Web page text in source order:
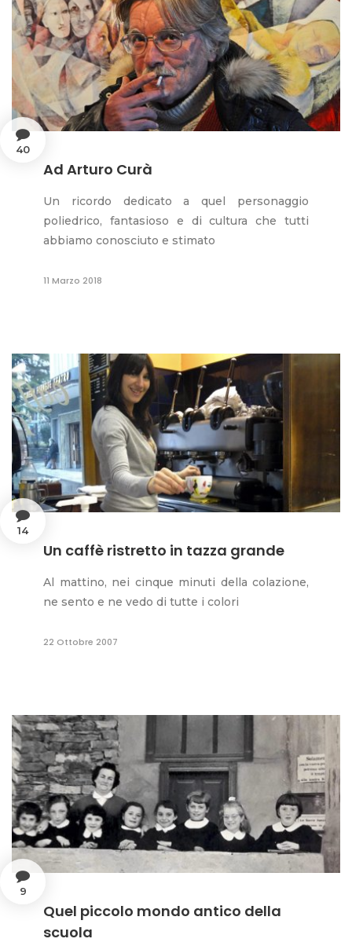
40
Ad Arturo Curà
Un ricordo dedicato a quel personaggio
poliedrico, fantasioso e di cultura che tutti
abbiamo conosciuto e stimato
11 Marzo 2018
14
Un caffè ristretto in tazza grande
Al mattino, nei cinque minuti della colazione,
ne sento e ne vedo di tutte i colori
22 Ottobre 2007
9
Quel piccolo mondo antico della
scuola